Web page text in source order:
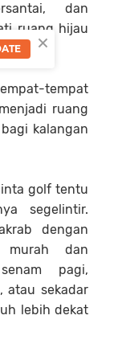
dan
ruang hijau
tempat
ruang
kalangan
golf tentu
segelintir.
dengan
murah dan
pagi,
atau sekadar
lebih dekat
×